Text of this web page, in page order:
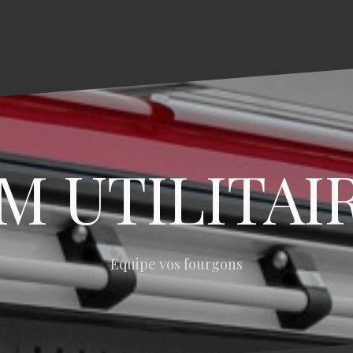
Equipe vos fourgons